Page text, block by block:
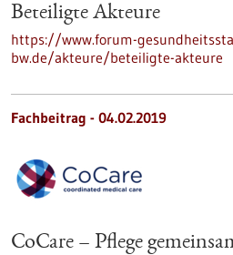
Beteiligte Akteure
https://www.forum-
bw.de/akteure/beteiligte-akteure
Fachbeitrag - 04.02.2019
CoCare – Pflege